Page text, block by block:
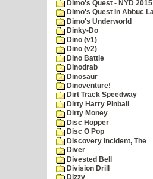
Dimo's Quest - NYD
Dimo's Quest In Abbuc
Dimo's Underworld
Dinky-Do
Dino (v1)
Dino (v2)
Dino Battle
Dinodrab
Dinosaur
Dinoventure!
Dirt Track Speedway
Dirty Harry Pinball
Dirty Money
Disc Hopper
Disc O Pop
Discovery Incident, The
Diver
Divested Bell
Division Drill
Dizzy